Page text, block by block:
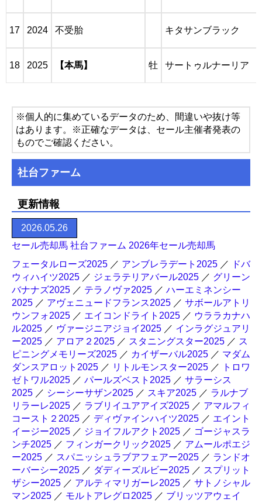
17 2024 不受胎 キタサンブラック
18 2025 【本馬】 牡 サートゥルナーリア
※個人的に集めているデータのため、間違いや抜け等
はあります。※正確なデータは、セール主催者発表の
ものでご確認ください。
社台ファーム
更新情報
2026.05.26
セール売却馬 社台ファーム 2026年セール売却馬
フェータルローズ2025 ／ アンブレラデート2025 ／
ドバ
ウィハイツ2025 ／ ジェラテリアバール2025 ／ グリーン
バナナズ2025 ／ テラノヴァ2025 ／ ハーエミネンシー
2025 ／ アヴェニュードフランス2025 ／ サボールアトリ
ウンフォ2025 ／ エイコンドライト2025 ／ ウララカナハ
ル2025 ／ ヴァージニアジョイ2025 ／ インラグジュアリ
ー2025 ／ アロア２2025 ／ スタニングスター2025 ／ ス
ピニングメモリーズ2025 ／ カイザーバル2025 ／ マダム
ダンスアロット2025 ／ リトルモンスター2025 ／
トロワ
ゼトワル2025 ／ パールズベスト2025 ／ サラーシス
2025 ／ シーシーサザン2025 ／ スキア2025 ／ ラルナブ
リラーレ2025 ／ ラブリイユアアイズ2025 ／ アマルフィ
コースト２2025 ／ ディヴァインハイツ2025 ／ エイント
イージー2025 ／ ジョイフルアクト2025 ／ ゴージャスラ
ンチ2025 ／ フィンガークリック2025 ／ アムールポエジ
ー2025 ／ スパニッシュラブアフェアー2025 ／ ランドオ
ーバーシー2025 ／ ダディーズルビー2025 ／ スプリット
ザシー2025 ／ アルティマリガーレ2025 ／ サトノシャル
マン2025 ／ モルトアレグロ2025 ／ ブリッツアウェイ